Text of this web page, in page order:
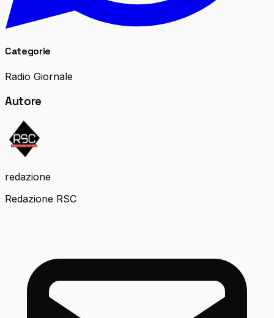
Categorie
Radio Giornale
Autore
redazione
Redazione RSC